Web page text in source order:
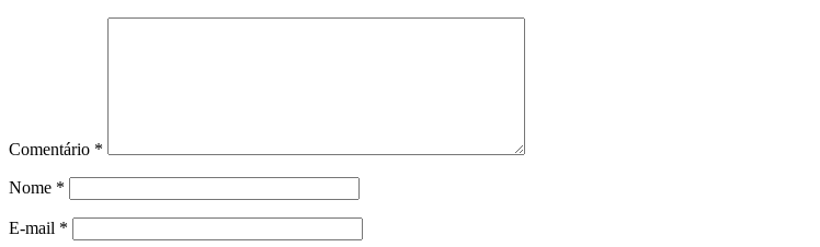
Comentário *
Nome *
E-mail *